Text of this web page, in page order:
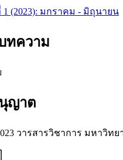
(2023): มกราคม - มิถุนายน
ทความ
ญาต
วารสารวิชาการ มหาวิท